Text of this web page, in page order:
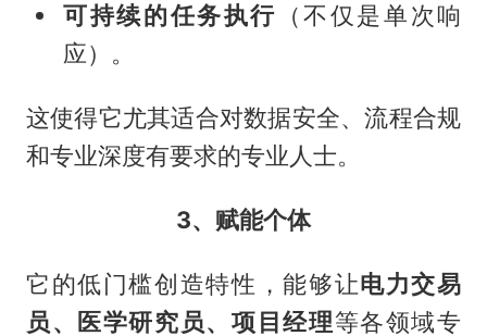
可持续的任务执行 （不仅是单次响
应）。
这使得它尤其适合对数据安全、流程合规
和专业深度有要求的专业人士。
3、赋能个体
它的低门槛创造特性，能够让电力交易
员、医学研究员、项目经理等各领域专